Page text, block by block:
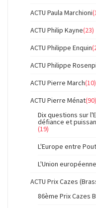
ACTU Paula Marchioni
ACTU Philip Kayne(23)
ACTU Philippe Enquin
ACTU Philippe
ACTU Pierre March(10)
ACTU Pierre Ménat(90)
Dix questions sur
défiance et
(19)
L'Europe entre
L'Union
ACTU Prix Cazes
86ème Prix Cazes